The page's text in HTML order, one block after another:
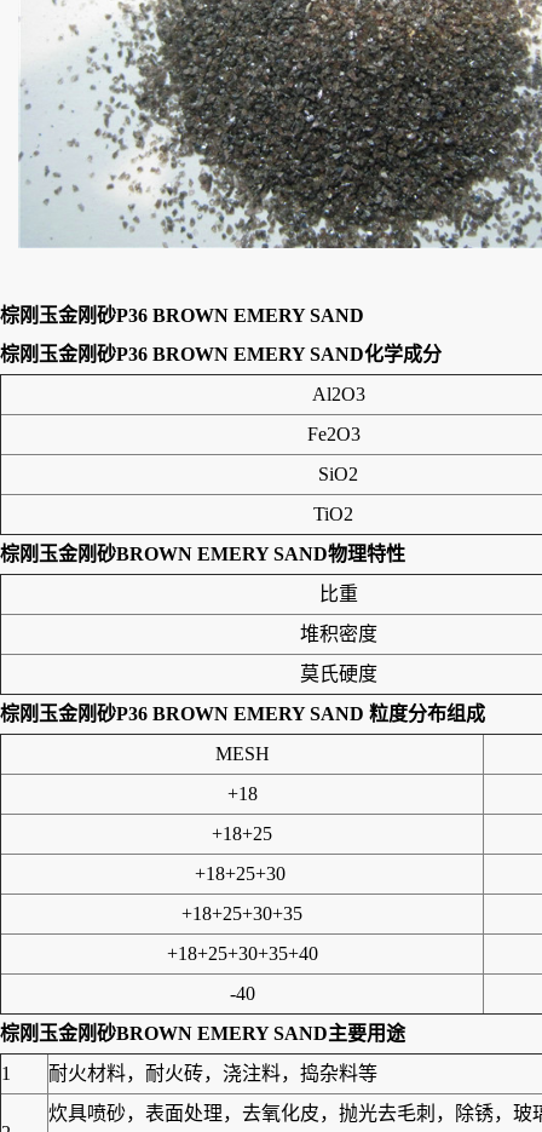
棕刚玉金刚砂P36 BROWN EMERY SAND
棕刚玉金刚砂P36 BROWN EMERY SAND化学成分
Al2O3
Fe2O3
SiO2
TiO2
棕刚玉金刚砂BROWN EMERY SAND物理特性
比重
堆积密度
莫氏硬度
棕刚玉金刚砂P36 BROWN EMERY SAND 粒度分布组成
MESH
+18
+18+25
+18+25+30
+18+25+30+35
+18+25+30+35+40
-40
棕刚玉金刚砂BROWN EMERY SAND主要用途
1
耐火材料，耐火砖，浇注料，捣杂料等
炊具喷砂，表面处理，去氧化皮，抛光去毛刺，除锈，